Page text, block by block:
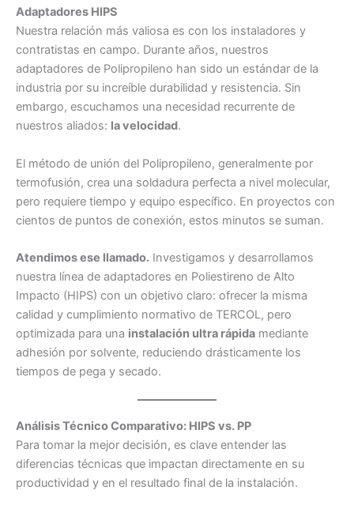
Adaptadores HIPS
Nuestra relación más valiosa es con los instaladores y
contratistas en campo. Durante años, nuestros
adaptadores de Polipropileno han sido un estándar de la
industria por su increíble durabilidad y resistencia. Sin
embargo, escuchamos una necesidad recurrente de
nuestros aliados: la velocidad.
El método de unión del Polipropileno, generalmente por
termofusión, crea una soldadura perfecta a nivel molecular,
pero requiere tiempo y equipo específico. En proyectos con
cientos de puntos de conexión, estos minutos se suman.
Atendimos ese llamado. Investigamos y desarrollamos
nuestra línea de adaptadores en Poliestireno de Alto
Impacto (HIPS) con un objetivo claro: ofrecer la misma
calidad y cumplimiento normativo de TERCOL, pero
optimizada para una instalación ultra rápida mediante
adhesión por solvente, reduciendo drásticamente los
tiempos de pega y secado.
Análisis Técnico Comparativo: HIPS vs. PP
Para tomar la mejor decisión, es clave entender las
diferencias técnicas que impactan directamente en su
productividad y en el resultado final de la instalación.